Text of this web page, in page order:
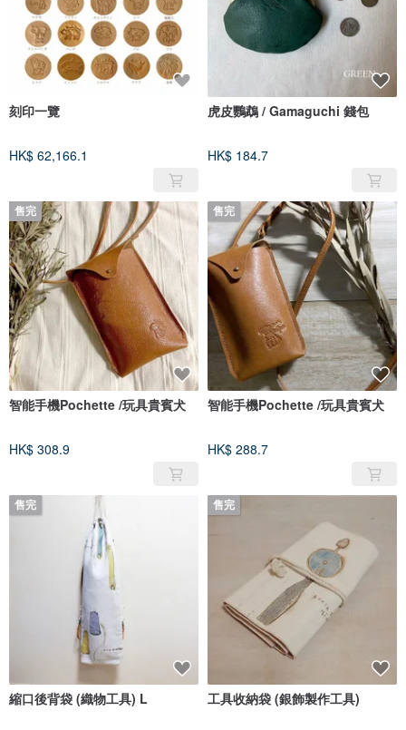
刻印一覽
HK$ 62,166.1
虎皮鸚鵡 / Gamaguchi 錢包
HK$ 184.7
售完
智能手機Pochette /玩具貴賓犬
HK$ 308.9
售完
智能手機Pochette /玩具貴賓犬
HK$ 288.7
售完
縮口後背袋 (織物工具) L
售完
工具收納袋 (銀飾製作工具)